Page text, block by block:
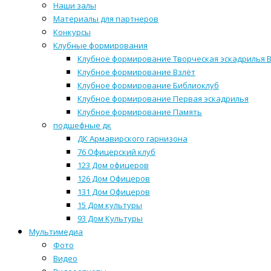
Наши залы
Материалы для партнеров
Конкурсы
Клубные формирования
Клубное формирование Творческая эскадрилья
Клубное формирование Взлёт
Клубное формирование Библиоклуб
Клубное формирование Первая эскадрилья
Клубное формирование Память
подшефные дк
ДК Армавирского гарнизона
76 Офицерский клуб
123 Дом офицеров
126 Дом Офицеров
131 Дом Офицеров
15 Дом культуры
93 Дом Культуры
Мультимедиа
Фото
Видео